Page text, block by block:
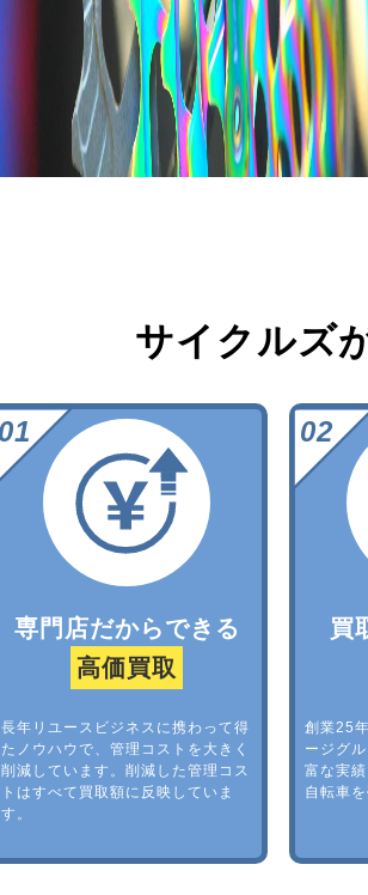
サイクルズ
専門店だからできる
高価買取
長年リユースビジネスに携わって得
たノウハウで、管理コストを大きく
削減しています。削減した管理コス
トはすべて買取額に反映していま
す。
買
創業25
ージグ
富な実
自転車